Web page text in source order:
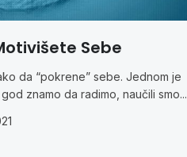
Sebe
da “pokrene” sebe. Jednom je
znamo da radimo, naučili smo...